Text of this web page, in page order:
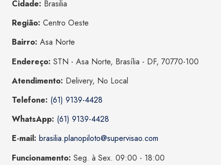
Cidade: Brasilia
Região: Centro Oeste
Bairro: Asa Norte
Endereço: STN - Asa Norte, Brasília - DF, 70770-100
Atendimento: Delivery, No Local
Telefone: (61) 9139-4428
WhatsApp: (61) 9139-4428
E-mail: brasilia.planopiloto@supervisao.com
Funcionamento: Seg. à Sex. 09:00 - 18:00